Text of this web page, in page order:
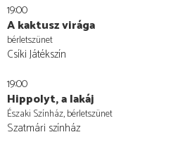
19:00
A kaktusz virága
bérletszünet
Csíki Játékszín
19:00
Hippolyt, a lakáj
Északi Színház, bérletszünet
Szatmári színház